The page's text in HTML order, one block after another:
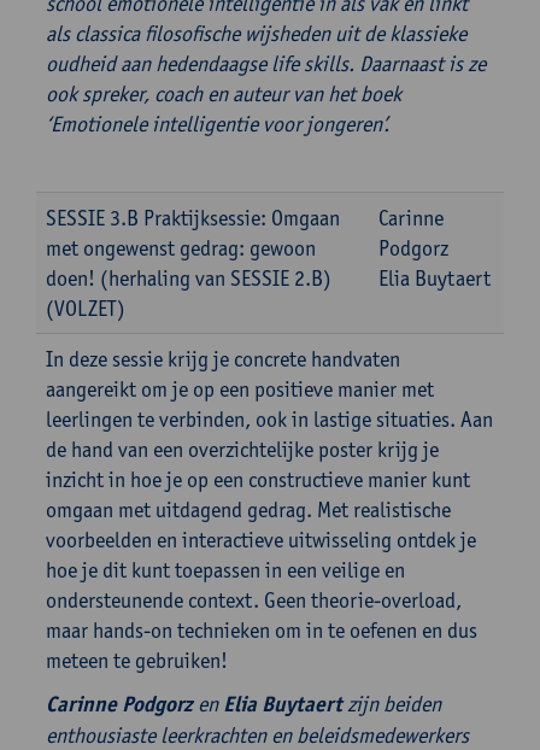
als classica filosofische wijsheden uit de klassieke
oudheid aan hedendaagse life skills. Daarnaast is ze
ook spreker, coach en auteur van het boek
‘Emotionele intelligentie voor jongeren’.
SESSIE 3.B Praktijksessie: Omgaan
met ongewenst gedrag: gewoon
doen! (herhaling van SESSIE 2.B)
(VOLZET)
Carinne
Podgorz
Elia Buytaert
In deze sessie krijg je concrete handvaten
aangereikt om je op een positieve manier met
leerlingen te verbinden, ook in lastige situaties. Aan
de hand van een overzichtelijke poster krijg je
inzicht in hoe je op een constructieve manier kunt
omgaan met uitdagend gedrag. Met realistische
voorbeelden en interactieve uitwisseling ontdek je
hoe je dit kunt toepassen in een veilige en
ondersteunende context. Geen theorie-overload,
maar hands-on technieken om in te oefenen en dus
meteen te gebruiken!
Carinne PodgorzenElia Buytaertzijn beiden
enthousiaste leerkrachten en beleidsmedewerkers